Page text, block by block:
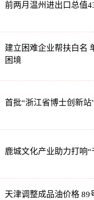
前两月温州进出口总值
建立困难企业帮扶白名
困境
首批“浙江省博士创新
鹿城文化产业助力打响
天津调整成品油价格 89